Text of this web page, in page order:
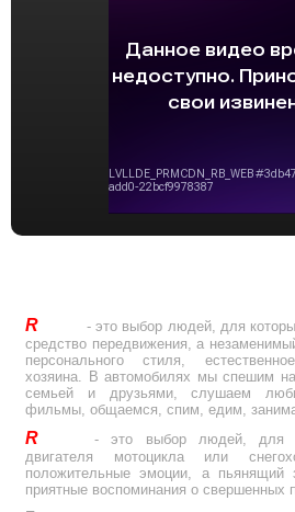
R
- это выбор людей, для
средство передвижения, а
персонального стиля,
хозяина. В автомобилях мы спешим
семьей и друзьями, слушаем
фильмы, общаемся, спим, едим,
R
- это выбор людей, для
двигателя мотоцикла или
положительные эмоции, а пьянящий
приятные воспоминания о свершенных